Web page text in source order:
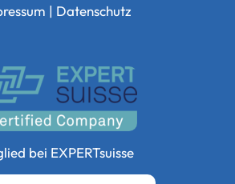
| Datenschutz
bei EXPERTsuisse